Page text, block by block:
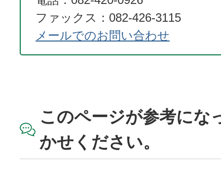
ファックス：082-426-3115
メールでのお問い合わせ
このページが参考にな
かせください。